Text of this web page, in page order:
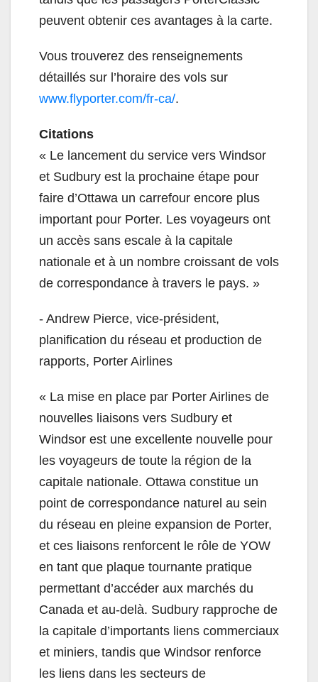
peuvent obtenir ces avantages à la carte.
Vous trouverez des renseignements
détaillés sur l’horaire des vols sur
www.flyporter.com/fr-ca/.
Citations
« Le lancement du service vers Windsor
et Sudbury est la prochaine étape pour
faire d’Ottawa un carrefour encore plus
important pour Porter. Les voyageurs ont
un accès sans escale à la capitale
nationale et à un nombre croissant de vols
de correspondance à travers le pays. »
- Andrew Pierce, vice-président,
planification du réseau et production de
rapports, Porter Airlines
« La mise en place par Porter Airlines de
nouvelles liaisons vers Sudbury et
Windsor est une excellente nouvelle pour
les voyageurs de toute la région de la
capitale nationale. Ottawa constitue un
point de correspondance naturel au sein
du réseau en pleine expansion de Porter,
et ces liaisons renforcent le rôle de YOW
en tant que plaque tournante pratique
permettant d’accéder aux marchés du
Canada et au-delà. Sudbury rapproche de
la capitale d’importants liens commerciaux
et miniers, tandis que Windsor renforce
les liens dans les secteurs de